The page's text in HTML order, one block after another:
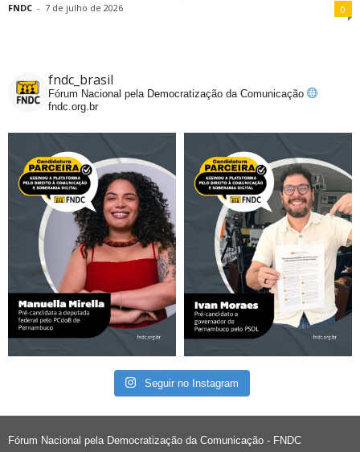
FNDC - 7 de julho de 2026 0
fndc_brasil
Fórum Nacional pela Democratização da Comunicação
fndc.org.br
Seguir no Instagram
Fórum Nacional pela Democratização da Comunicação - FNDC